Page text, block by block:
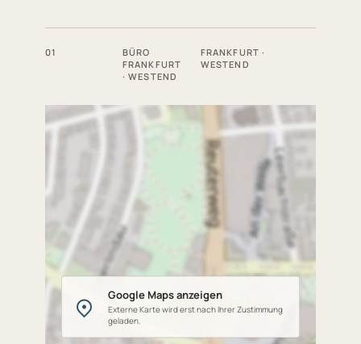
01
BÜRO
FRANKFURT
· WESTEND
FRANKFURT ·
WESTEND
Google Maps anzeigen
Externe Karte wird erst nach Ihrer Zustimmung
geladen.